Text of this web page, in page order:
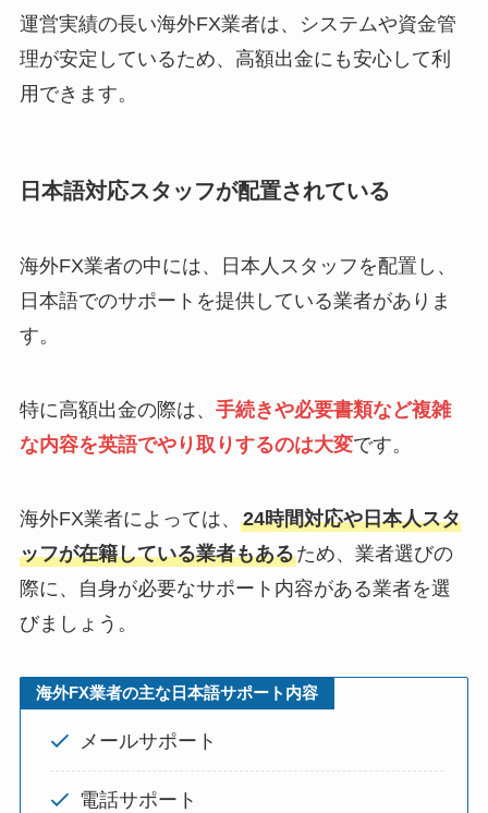
運営実績の長い海外FX業者は、システムや資金管
理が安定しているため、高額出金にも安心して利
用できます。
日本語対応スタッフが配置されている
海外FX業者の中には、日本人スタッフを配置し、
日本語でのサポートを提供している業者がありま
す。
特に高額出金の際は、 手続きや必要書類など複雑
な内容を英語でやり取りするのは大変です。
海外FX業者によっては、 24時間対応や日本人スタ
ッフが在籍している業者もあるため、業者選びの
際に、自身が必要なサポート内容がある業者を選
びましょう。
海外FX業者の主な日本語サポート内容
メールサポート
電話サポート